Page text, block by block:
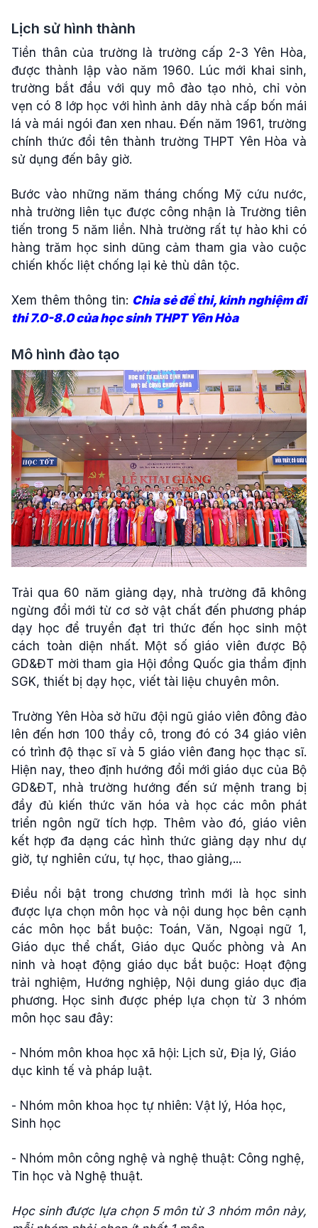
Lịch sử hình thành
Tiền thân của trường là trường cấp 2-3 Yên Hòa,
được thành lập vào năm 1960. Lúc mới khai sinh,
trường bắt đầu với quy mô đào tạo nhỏ, chỉ vỏn
vẹn có 8 lớp học với hình ảnh dãy nhà cấp bốn mái
lá và mái ngói đan xen nhau. Đến năm 1961, trường
chính thức đổi tên thành trường THPT Yên Hòa và
sử dụng đến bây giờ.
Bước vào những năm tháng chống Mỹ cứu nước,
nhà trường liên tục được công nhận là Trường tiên
tiến trong 5 năm liền. Nhà trường rất tự hào khi có
hàng trăm học sinh dũng cảm tham gia vào cuộc
chiến khốc liệt chống lại kẻ thù dân tộc.
Xem thêm thông tin: Chia sẻ đề thi, kinh nghiệm đi
thi 7.0-8.0 của học sinh THPT Yên Hòa
Mô hình đào tạo
Trải qua 60 năm giảng dạy, nhà trường đã không
ngừng đổi mới từ cơ sở vật chất đến phương pháp
dạy học để truyền đạt tri thức đến học sinh một
cách toàn diện nhất. Một số giáo viên được Bộ
GD&ĐT mời tham gia Hội đồng Quốc gia thẩm định
SGK, thiết bị dạy học, viết tài liệu chuyên môn.
Trường Yên Hòa sở hữu đội ngũ giáo viên đông đảo
lên đến hơn 100 thầy cô, trong đó có 34 giáo viên
có trình độ thạc sĩ và 5 giáo viên đang học thạc sĩ.
Hiện nay, theo định hướng đổi mới giáo dục của Bộ
GD&ĐT, nhà trường hướng đến sứ mệnh trang bị
đầy đủ kiến thức văn hóa và học các môn phát
triển ngôn ngữ tích hợp. Thêm vào đó, giáo viên
kết hợp đa dạng các hình thức giảng dạy như dự
giờ, tự nghiên cứu, tự học, thao giảng,...
Điều nổi bật trong chương trình mới là học sinh
được lựa chọn môn học và nội dung học bên cạnh
các môn học bắt buộc: Toán, Văn, Ngoại ngữ 1,
Giáo dục thể chất, Giáo dục Quốc phòng và An
ninh và hoạt động giáo dục bắt buộc: Hoạt động
trải nghiệm, Hướng nghiệp, Nội dung giáo dục địa
phương. Học sinh được phép lựa chọn từ 3 nhóm
môn học sau đây:
- Nhóm môn khoa học xã hội: Lịch sử, Địa lý, Giáo
dục kinh tế và pháp luật.
- Nhóm môn khoa học tự nhiên: Vật lý, Hóa học,
Sinh học
- Nhóm môn công nghệ và nghệ thuật: Công nghệ,
Tin học và Nghệ thuật.
Học sinh được lựa chọn 5 môn từ 3 nhóm môn này,